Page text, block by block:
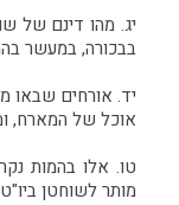
יג. מהו דינם של
בבכורה, במעשר
יד. אורחים שבאו
אוכל של המארח,
טו. אלו בהמות
מותר לשוחטן